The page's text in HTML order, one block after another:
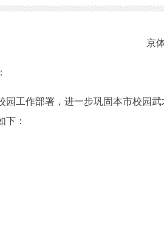
京
作部署，进一步巩固本市校园武
下：